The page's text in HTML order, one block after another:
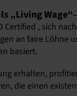
„Living
Certified , sich
an faire
basiert.
erhalten,
die einen